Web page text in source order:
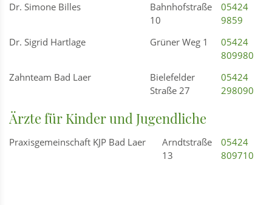
Dr. Simone Billes
Bahnhofstraße
10
05424
9859
Dr. Sigrid Hartlage
Grüner Weg 1
05424
809980
Zahnteam Bad Laer
Bielefelder
Straße 27
05424
298090
Ärzte für Kinder und Jugendliche
Praxisgemeinschaft KJP Bad Laer
Arndtstraße
13
05424
809710